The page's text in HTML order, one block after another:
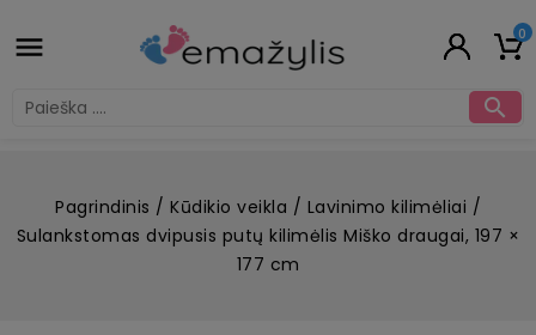
 0

Pagrindinis Kūdikio veikla
Lavinimo kilimėliai
Sulankstomas dvipusis putų kilimėlis Miško draugai, 197 ×
177 cm